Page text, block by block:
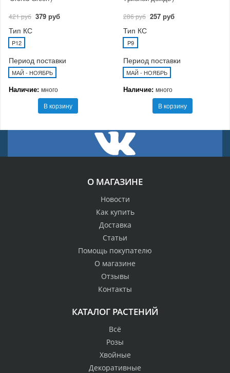
421 руб 379 руб
Тип КС
P12
Период поставки
МАЙ - НОЯБРЬ
Наличие: много
В корзину
286 руб 257 руб
Тип КС
P9
Период поставки
МАЙ - НОЯБРЬ
Наличие: много
В корзину
О МАГАЗИНЕ
Новости
Как купить
Доставка
Статьи
Помощь покупателю
О магазине
Отзывы
Контакты
КАТАЛОГ РАСТЕНИЙ
Всё
Розы
Хвойные
Декоративные